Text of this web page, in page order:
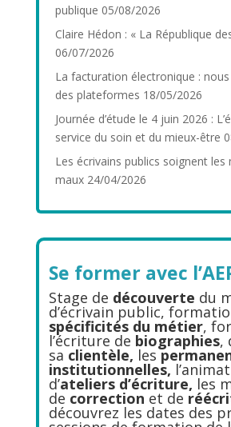
publique 05/08/2026
Claire Hédon : « La République
06/07/2026
La facturation électronique :
des plateformes 18/05/2026
Journée d’étude le 4 juin 2026 :
service du soin et du mieux-être
Les écrivains publics soignent les
maux 24/04/2026
Se former avec
Stage de découverte du
d’écrivain public,
spécificités du métier,
l’écriture de biographies,
sa clientèle, les
institutionnelles,
d’ateliers d’écriture, les
de correction et de
découvrez les dates des